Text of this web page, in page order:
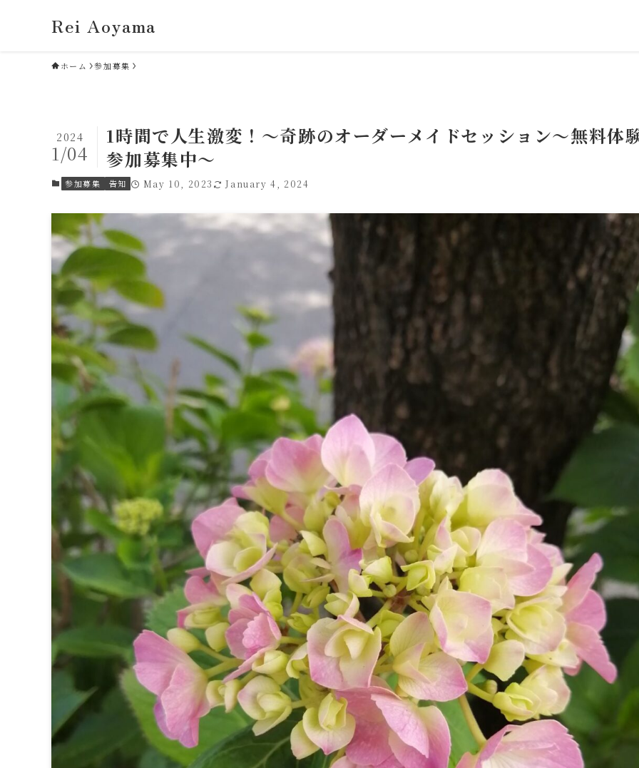
Rei Aoyama
ホーム 参加募集
1時間で人生激変！～奇跡のオーダーメイドセッション～無料体
参加募集中～
2024
1/04
参加募集 告知 May 10, 2023 January 4, 2024